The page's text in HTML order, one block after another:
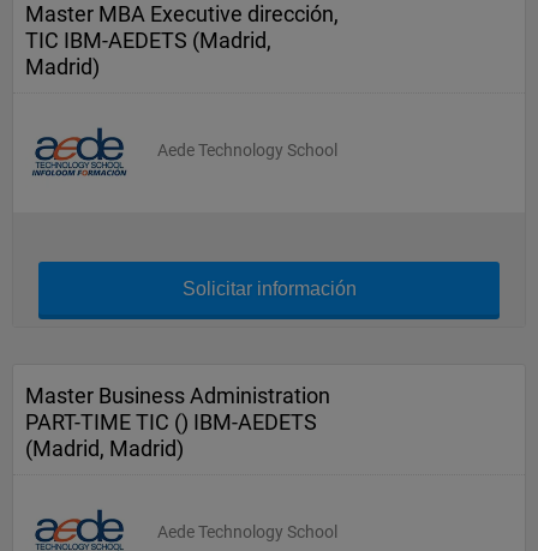
Master MBA Executive dirección,
TIC IBM-AEDETS (Madrid,
Madrid)
Aede Technology School
Solicitar información
Master Business Administration
PART-TIME TIC () IBM-AEDETS
(Madrid, Madrid)
Aede Technology School